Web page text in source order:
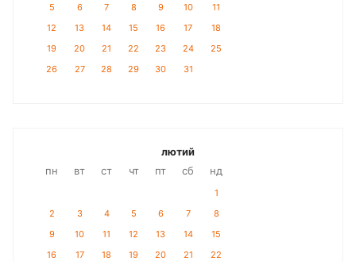
5
6 7 8 9 10
11
12
13 14 15 16 17
18
19
20 21 22 23 24
25
26
27 28 29 30 31
лютий
пн
вт ст чт пт сб нд
1
2
3 4 5 6 7
8
9
10 11 12 13 14
15
16
17 18 19 20 21
22